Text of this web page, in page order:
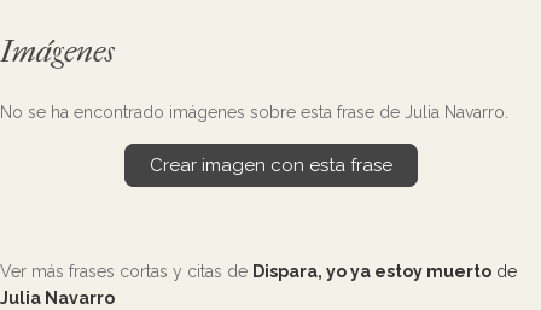
Imágenes
No se ha encontrado imágenes sobre esta frase de Julia Navarro.
Crear imagen con esta frase
Ver más frases cortas y citas de Dispara, yo ya estoy muerto de
Julia Navarro